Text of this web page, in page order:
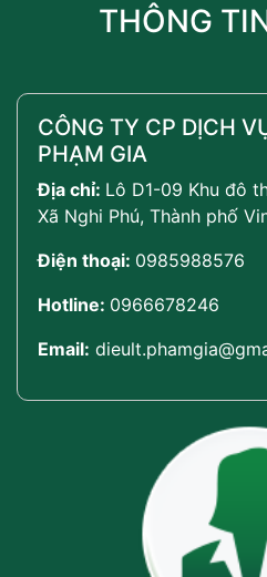
THÔNG
CÔNG TY CP DỊCH
PHẠM GIA
Địa chỉ: Lô D1-09 Khu đô
Xã Nghi Phú, Thành phố
Điện thoại: 0985988576
Hotline: 0966678246
Email: